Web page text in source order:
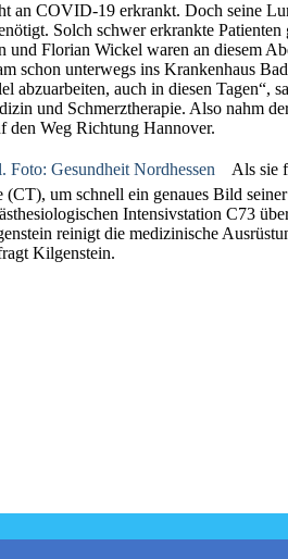
an COVID-19 erkrankt. Doch seine
Solch schwer erkrankte
Florian Wickel waren an diesem
schon unterwegs ins Krankenhaus
abzuarbeiten, auch in diesen Tagen“,
und Schmerztherapie. Also nahm
den Weg Richtung Hannover.
Als sie
um schnell ein genaues Bild
Intensivstation C73
reinigt die medizinische
Kilgenstein.